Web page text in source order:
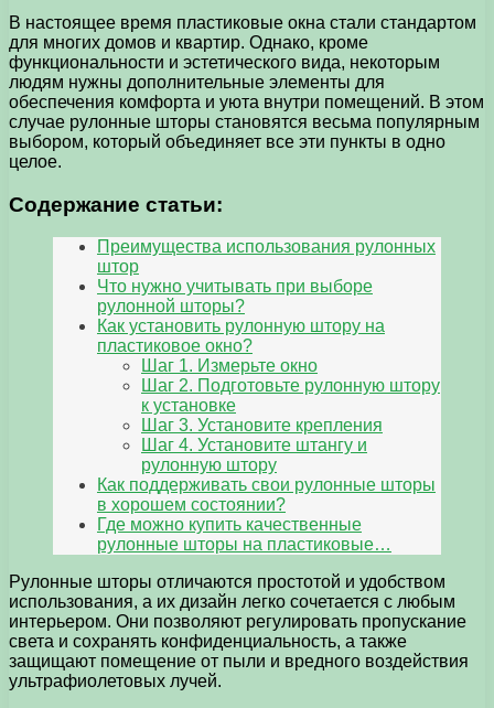
В настоящее время пластиковые окна стали стандартом
для многих домов и квартир. Однако, кроме
функциональности и эстетического вида, некоторым
людям нужны дополнительные элементы для
обеспечения комфорта и уюта внутри помещений. В этом
случае рулонные шторы становятся весьма популярным
выбором, который объединяет все эти пункты в одно
целое.
Содержание статьи:
Преимущества использования рулонных
штор
Что нужно учитывать при выборе
рулонной шторы?
Как установить рулонную штору на
пластиковое окно?
Шаг 1. Измерьте окно
Шаг 2. Подготовьте рулонную штору
к установке
Шаг 3. Установите крепления
Шаг 4. Установите штангу и
рулонную штору
Как поддерживать свои рулонные шторы
в хорошем состоянии?
Где можно купить качественные
рулонные шторы на пластиковые…
Рулонные шторы отличаются простотой и удобством
использования, а их дизайн легко сочетается с любым
интерьером. Они позволяют регулировать пропускание
света и сохранять конфиденциальность, а также
защищают помещение от пыли и вредного воздействия
ультрафиолетовых лучей.